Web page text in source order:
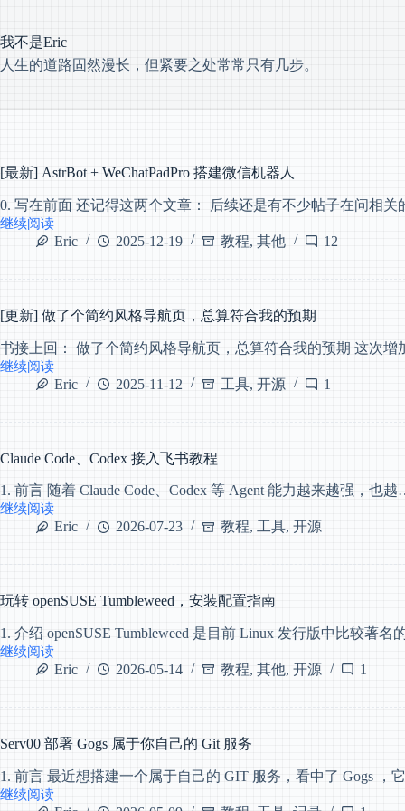
内
容
我不是Eric
人生的道路固然漫长，但紧要之处常常只有几步。
[最新] AstrBot + WeChatPadPro 搭建微信机器人
0. 写在前面 还记得这两个文章： 后续还是有不少帖子在问相
继续阅读
[最
搭
微
信
Eric 2025-12-19 教程, 其他 12
[更新] 做了个简约风格导航页，总算符合我的预期
书接上回： 做了个简约风格导航页，总算符合我的预期 这次
继续阅读
[更
简
风
格
算
合
我
Eric 2025-11-12 工具, 开源 1
Claude Code、Codex 接入飞书教程
1. 前言 随着 Claude Code、Codex 等 Agent 能力越来越强，也
继续阅读
Claude
Code、
飞
教
程
Eric 2026-07-23 教程, 工具, 开源
玩转 openSUSE Tumbleweed，安装配置指南
1. 介绍 openSUSE Tumbleweed 是目前 Linux 发行版中比较著名
继续阅读
玩
装
置
指
Eric 2026-05-14 教程, 其他, 开源 1
Serv00 部署 Gogs 属于你自己的 Git 服务
1. 前言 最近想搭建一个属于自己的 GIT 服务，看中了 Gogs ，
继续阅读
Serv00